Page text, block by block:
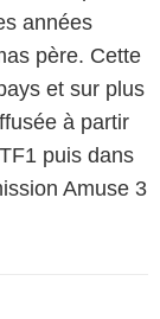
années
père. Cette
et sur plus
à partir
puis dans
Amuse 3